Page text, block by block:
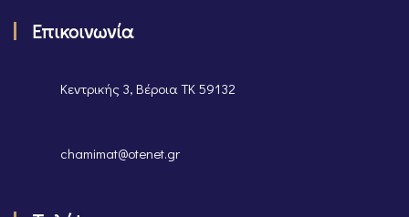
Επικοινωνία
Κεντρικής 3, Βέροια ΤΚ 59132
chamimat@otenet.gr